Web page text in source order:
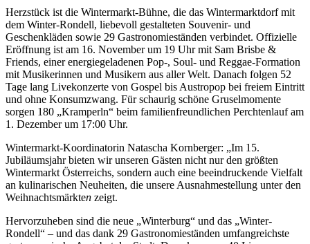
Herzstück ist die Wintermarkt-Bühne, die das Wintermarktdorf mit
dem Winter-Rondell, liebevoll gestalteten Souvenir- und
Geschenkläden sowie 29 Gastronomieständen verbindet. Offizielle
Eröffnung ist am 16. November um 19 Uhr mit Sam Brisbe &
Friends, einer energiegeladenen Pop-, Soul- und Reggae-Formation
mit Musikerinnen und Musikern aus aller Welt. Danach folgen 52
Tage lang Livekonzerte von Gospel bis Austropop bei freiem Eintritt
und ohne Konsumzwang. Für schaurig schöne Gruselmomente
sorgen 180 „Kramperln“ beim familienfreundlichen Perchtenlauf am
1. Dezember um 17:00 Uhr.
Wintermarkt-Koordinatorin Natascha Kornberger: „Im 15.
Jubiläumsjahr bieten wir unseren Gästen nicht nur den größten
Wintermarkt Österreichs, sondern auch eine beeindruckende Vielfalt
an kulinarischen Neuheiten, die unsere Ausnahmestellung unter den
Weihnachtsmärkten zeigt.
Hervorzuheben sind die neue „Winterburg“ und das „Winter-
Rondell“ – und das dank 29 Gastronomieständen umfangreichste